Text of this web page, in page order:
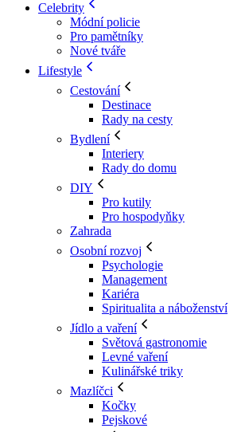
Celebrity
Módní policie
Pro pamětníky
Nové tváře
Lifestyle
Cestování
Destinace
Rady na cesty
Bydlení
Interiery
Rady do domu
DIY
Pro kutily
Pro hospodyňky
Zahrada
Osobní rozvoj
Psychologie
Management
Kariéra
Spiritualita a náboženství
Jídlo a vaření
Světová gastronomie
Levné vaření
Kulinářské triky
Mazlíčci
Kočky
Pejskové